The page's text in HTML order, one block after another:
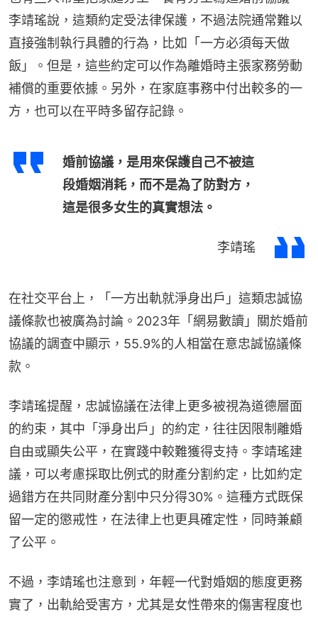
李靖瑤說，這類約定受法律保護，不過法院通常難以
直接強制執行具體的行為，比如「一方必須每天做
飯」。但是，這些約定可以作為離婚時主張家務勞動
補償的重要依據。另外，在家庭事務中付出較多的一
方，也可以在平時多留存記錄。
婚前協議，是用來保護自己不被這
段婚姻消耗，而不是為了防對方，
這是很多女生的真實想法。
李靖瑤
在社交平台上，「一方出軌就淨身出戶」這類忠誠協
議條款也被廣為討論。2023年「網易數讀」關於婚前
協議的調查中顯示，55.9%的人相當在意忠誠協議條
款。
李靖瑤提醒，忠誠協議在法律上更多被視為道德層面
的約束，其中「淨身出戶」的約定，往往因限制離婚
自由或顯失公平，在實踐中較難獲得支持。李靖瑤建
議，可以考慮採取比例式的財產分割約定，比如約定
過錯方在共同財產分割中只分得30%。這種方式既保
留一定的懲戒性，在法律上也更具確定性，同時兼顧
了公平。
不過，李靖瑤也注意到，年輕一代對婚姻的態度更務
實了，出軌給受害方，尤其是女性帶來的傷害程度也